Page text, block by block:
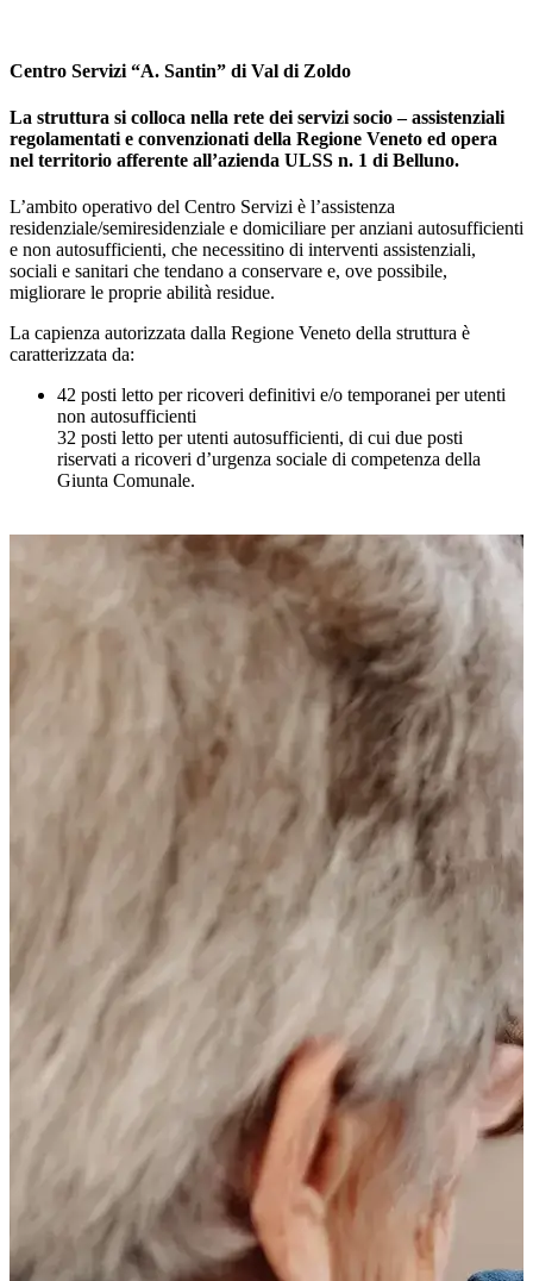
Centro Servizi “A. Santin” di Val di Zoldo
La struttura si colloca nella rete dei servizi socio – assistenziali
regolamentati e convenzionati della Regione Veneto ed opera
nel territorio afferente all’azienda ULSS n. 1 di Belluno.
L’ambito operativo del Centro Servizi è l’assistenza
residenziale/semiresidenziale e domiciliare per anziani autosufficienti
e non autosufficienti, che necessitino di interventi assistenziali,
sociali e sanitari che tendano a conservare e, ove possibile,
migliorare le proprie abilità residue.
La capienza autorizzata dalla Regione Veneto della struttura è
caratterizzata da:
42 posti letto per ricoveri definitivi e/o temporanei per utenti
non autosufficienti
32 posti letto per utenti autosufficienti, di cui due posti
riservati a ricoveri d’urgenza sociale di competenza della
Giunta Comunale.